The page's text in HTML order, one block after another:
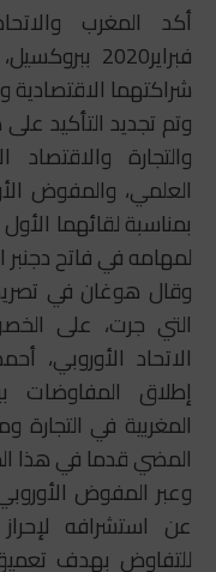
شراكتهما الاقتصادية
وتم تجديد التأكيد
والتجارة
العلمي، والمفوض
بمناسبة لقائهما
لمهامه في فاتح دجنبر
وقال هوغان في
التي جرت، على
الاتحاد الأوروبي،
إطلاق المفاوضات
المغربية في
المضي قدما في هذا
وعبر المفوض
عن استشرافه
للتفاوض بهدف تعميق